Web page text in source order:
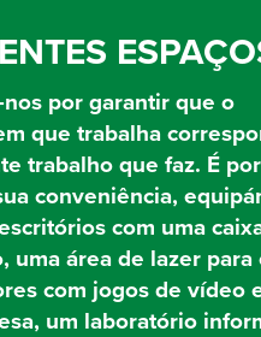
nos por garantir que o
que trabalha
trabalho que faz. É
conveniência,
com uma
uma área de lazer para
com jogos de vídeo
um laboratório